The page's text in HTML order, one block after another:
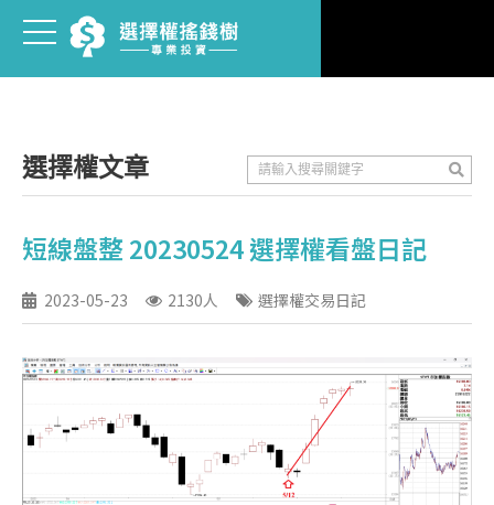
選擇權文章
短線盤整 20230524 選擇權看盤日記
2023-05-23 2130人 選擇權交易日記